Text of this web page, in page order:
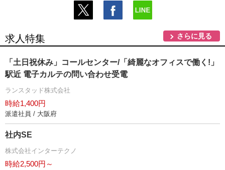
求人特集 さらに見る
「土日祝休み」コールセンター/「綺麗なオフィスで働く!」
駅近 電子カルテの問い合わせ受電
ランスタッド株式会社
時給1,400円
派遣社員 / 大阪府
社内SE
株式会社インターテクノ
時給2,500円～